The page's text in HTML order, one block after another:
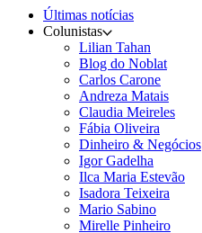
Últimas notícias
Colunistas
Lilian Tahan
Blog do Noblat
Carlos Carone
Andreza Matais
Claudia Meireles
Fábia Oliveira
Dinheiro & Negócios
Igor Gadelha
Ilca Maria Estevão
Isadora Teixeira
Mario Sabino
Mirelle Pinheiro